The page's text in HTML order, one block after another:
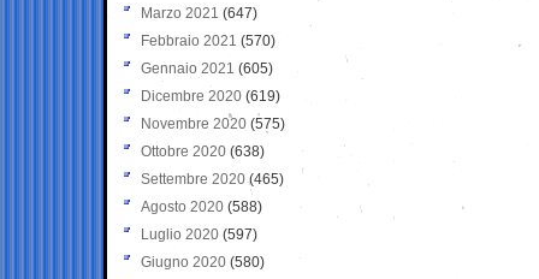
Marzo 2021 (647)
Febbraio 2021 (570)
Gennaio 2021 (605)
Dicembre 2020 (619)
Novembre 2020 (575)
Ottobre 2020 (638)
Settembre 2020(465)
Agosto 2020 (588)
Luglio 2020 (597)
Giugno 2020 (580)